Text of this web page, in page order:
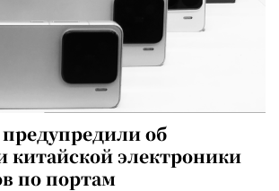
об
китайской электроники
по портам